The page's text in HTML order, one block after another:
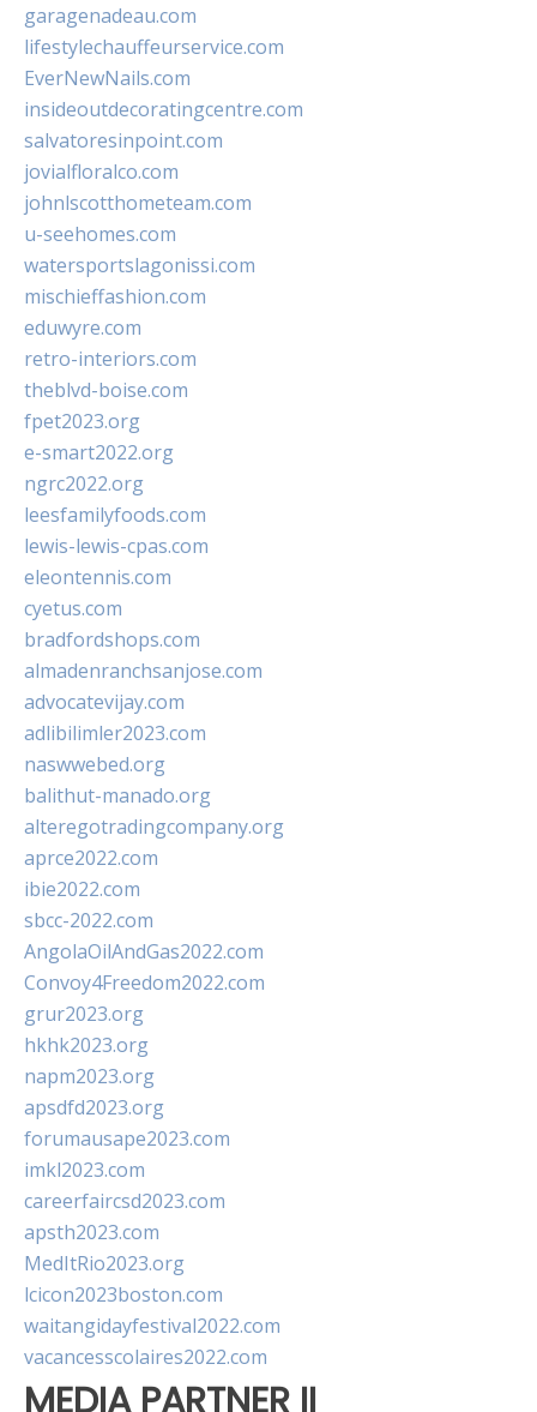
garagenadeau.com
lifestylechauffeurservice.com
EverNewNails.com
insideoutdecoratingcentre.com
salvatoresinpoint.com
jovialfloralco.com
johnlscotthometeam.com
u-seehomes.com
watersportslagonissi.com
mischieffashion.com
eduwyre.com
retro-interiors.com
theblvd-boise.com
fpet2023.org
e-smart2022.org
ngrc2022.org
leesfamilyfoods.com
lewis-lewis-cpas.com
eleontennis.com
cyetus.com
bradfordshops.com
almadenranchsanjose.com
advocatevijay.com
adlibilimler2023.com
naswwebed.org
balithut-manado.org
alteregotradingcompany.org
aprce2022.com
ibie2022.com
sbcc-2022.com
AngolaOilAndGas2022.com
Convoy4Freedom2022.com
grur2023.org
hkhk2023.org
napm2023.org
apsdfd2023.org
forumausape2023.com
imkl2023.com
careerfaircsd2023.com
apsth2023.com
MedItRio2023.org
lcicon2023boston.com
waitangidayfestival2022.com
vacancesscolaires2022.com
MEDIA PARTNER II